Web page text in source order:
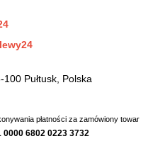
Pułtusk, Polska
płatności za zamówiony towar
0000 6802 0223 3732